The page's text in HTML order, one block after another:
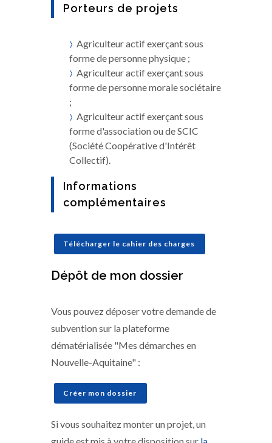
Porteurs de projets
Agriculteur actif exerçant sous
forme de personne physique ;
Agriculteur actif exerçant sous
forme de personne morale sociétaire
;
Agriculteur actif exerçant sous
forme d'association ou de SCIC
(Société Coopérative d'Intérêt
Collectif).
Informations
complémentaires
Télécharger le cahier des charges
Dépôt de mon dossier
Vous pouvez déposer votre demande de
subvention sur la plateforme
dématérialisée "Mes démarches en
Nouvelle-Aquitaine" :
Créer mon dossier
Si vous souhaitez monter un projet, un
guide est mis à votre disposition sur la